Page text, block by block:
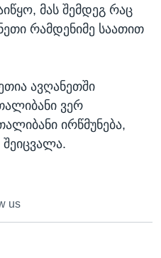
მას შემდეგ რაც
რამდენიმე საათით
ავღანეთში
ვერ
ირწმუნება,
us